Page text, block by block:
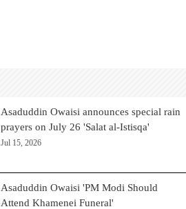
Asaduddin Owaisi announces special rain
prayers on July 26 'Salat al-Istisqa'
Jul 15, 2026
Asaduddin Owaisi 'PM Modi Should
Attend Khamenei Funeral'